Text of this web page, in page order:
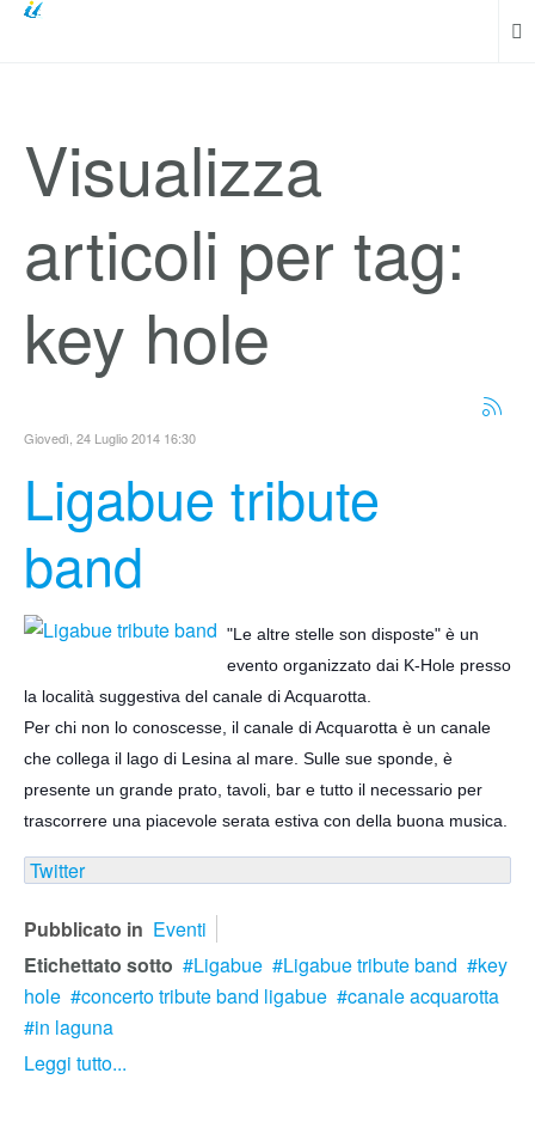
Visualizza
articoli per tag:
key hole
Giovedì, 24 Luglio 2014 16:30
Ligabue tribute
band
"Le altre stelle son disposte" è un
evento organizzato dai K-Hole presso
la località suggestiva del canale di Acquarotta.
Per chi non lo conoscesse, il canale di Acquarotta è un canale
che collega il lago di Lesina al mare. Sulle sue sponde, è
presente un grande prato, tavoli, bar e tutto il necessario per
trascorrere una piacevole serata estiva con della buona musica.
Twitter
Pubblicato in Eventi
Etichettato sotto
Ligabue Ligabue tribute band
key
hole
concerto tribute band ligabue
canale acquarotta
in laguna
Leggi tutto...